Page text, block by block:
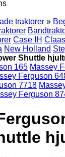
traktorer »
Case IH Claas
New Holland
Shuttle
165 Massey
Ferguson
7718
Ferguson